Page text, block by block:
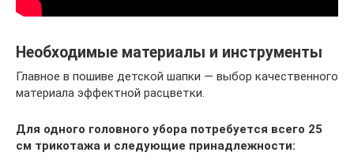
Необходимые материалы и инструменты
Главное в пошиве детской шапки — выбор качественного
материала эффектной расцветки.
Для одного головного убора потребуется всего 25
см трикотажа и следующие принадлежности: